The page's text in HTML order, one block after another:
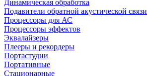
Динамическая обработка
Подавители обратной акустической связи
Процессоры для АС
Процессоры эффектов
Эквалайзеры
Плееры и рекордеры
Портастудии
Портативные
Стационарные